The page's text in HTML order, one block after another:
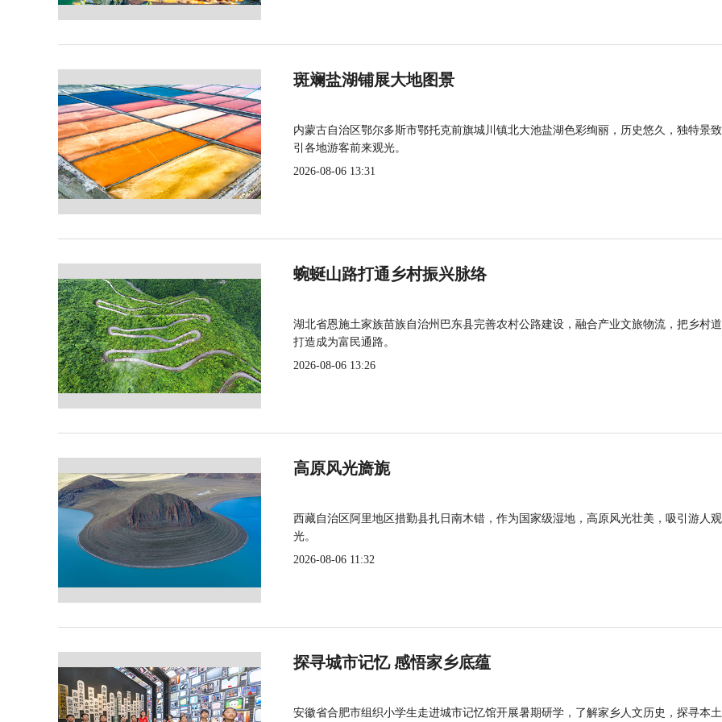
斑斓盐湖铺展大地图景
内蒙古自治区鄂尔多斯市鄂托克前旗城川镇北大池盐湖色彩绚丽，历史悠久，独特景
引各地游客前来观光。
2026-08-06 13:31
蜿蜒山路打通乡村振兴脉络
湖北省恩施土家族苗族自治州巴东县完善农村公路建设，融合产业文旅物流，把乡村
打造成为富民通路。
2026-08-06 13:26
高原风光旖旎
西藏自治区阿里地区措勤县扎日南木错，作为国家级湿地，高原风光壮美，吸引游人观
光。
2026-08-06 11:32
探寻城市记忆 感悟家乡底蕴
安徽省合肥市组织小学生走进城市记忆馆开展暑期研学，了解家乡人文历史，探寻本